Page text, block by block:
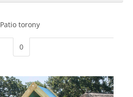
torony
0